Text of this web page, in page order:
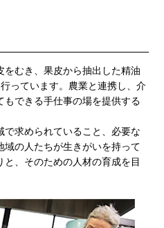
むき、果皮から抽出した精油
っています。農業と連携し、介
できる手仕事の場を提供する
求められていること、必要な
の人たちが生きがいを持って
、そのための人材の育成を目